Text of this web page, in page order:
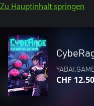
Zu Hauptinhalt springen
CHF